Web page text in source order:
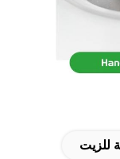
للزيت